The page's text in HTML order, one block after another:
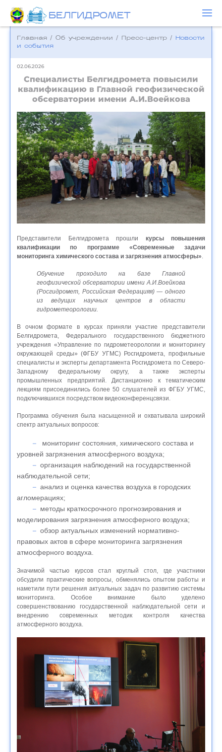
БЕЛГИДРОМЕТ
Главная / Об учреждении / Пресс-центр /
Новости
и события
02.06.2026
Специалисты Белгидромета повысили
квалификацию в Главной геофизической
обсерватории имени А.И.Воейкова
Представители Белгидромета прошли курсы повышения
квалификации по программе «Современные задачи
мониторинга химического состава и загрязнения атмосферы».
Обучение проходило на базе Главной
геофизической обсерватории имени А.И.Воейкова
(Росгидромет, Российская Федерацияя) — одного
из ведущих научных центров в области
гидрометеорологии.
В очном формате в курсах приняли участие представители
Белгидромета, Федерального государственного бюджетного
учреждения «Управление по гидрометеорологии и мониторингу
окружающей среды» (ФГБУ УГМС) Росгидромета, профильные
специалисты и эксперты департамента Росгидромета по Северо-
Западному федеральному округу, а также эксперты
промышленных предприятий. Дистанционно к тематическим
лекциям присоединились более 50 слушателей из ФГБУ УГМС,
подключившихся посредством видеоконференцсвязи.
Программа обучения была насыщенной и охватывала широкий
спектр актуальных вопросов:
мониторинг состояния, химического состава и
уровней загрязнения атмосферного воздуха;
организация наблюдений на государственной
наблюдательной сети;
анализ и оценка качества воздуха в городских
агломерациях;
методы краткосрочного прогнозирования и
моделирования загрязнения атмосферного воздуха;
обзор актуальных изменений нормативно-
правовых актов в сфере мониторинга загрязнения
атмосферного воздуха.
Значимой частью курсов стал круглый стол, где участники
обсудили практические вопросы, обменялись опытом работы и
наметили пути решения актуальных задач по развитию системы
мониторинга. Особое внимание было уделено
совершенствованию государственной наблюдательной сети и
внедрению современных методик контроля качества
атмосферного воздуха.